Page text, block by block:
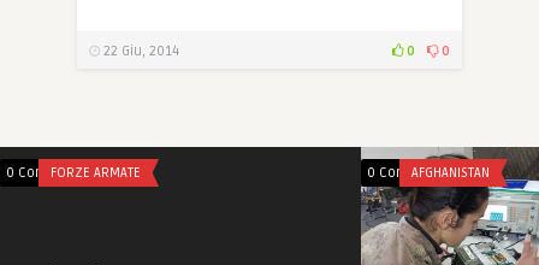
22 Giu, 2014 0 0
0 CommentsFORZE ARMATE 0 CommentsAFGHANISTAN